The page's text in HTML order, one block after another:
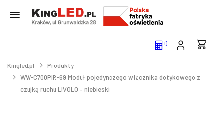
0
Kingled.pl
Produkty
WW-C700PIR-69 Moduł pojedynczego włącznika dotykowego z
czujką ruchu LIVOLO – niebieski